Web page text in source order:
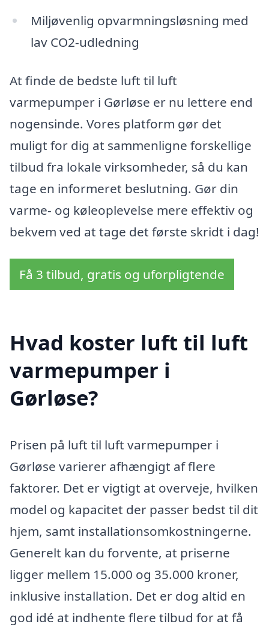
Miljøvenlig opvarmningsløsning med
lav CO2-udledning
At finde de bedste luft til luft
varmepumper i Gørløse er nu lettere end
nogensinde. Vores platform gør det
muligt for dig at sammenligne forskellige
tilbud fra lokale virksomheder, så du kan
tage en informeret beslutning. Gør din
varme- og køleoplevelse mere effektiv og
bekvem ved at tage det første skridt i dag!
Få 3 tilbud, gratis og uforpligtende
Hvad koster luft til luft
varmepumper i
Gørløse?
Prisen på luft til luft varmepumper i
Gørløse varierer afhængigt af flere
faktorer. Det er vigtigt at overveje, hvilken
model og kapacitet der passer bedst til dit
hjem, samt installationsomkostningerne.
Generelt kan du forvente, at priserne
ligger mellem 15.000 og 35.000 kroner,
inklusive installation. Det er dog altid en
god idé at indhente flere tilbud for at få